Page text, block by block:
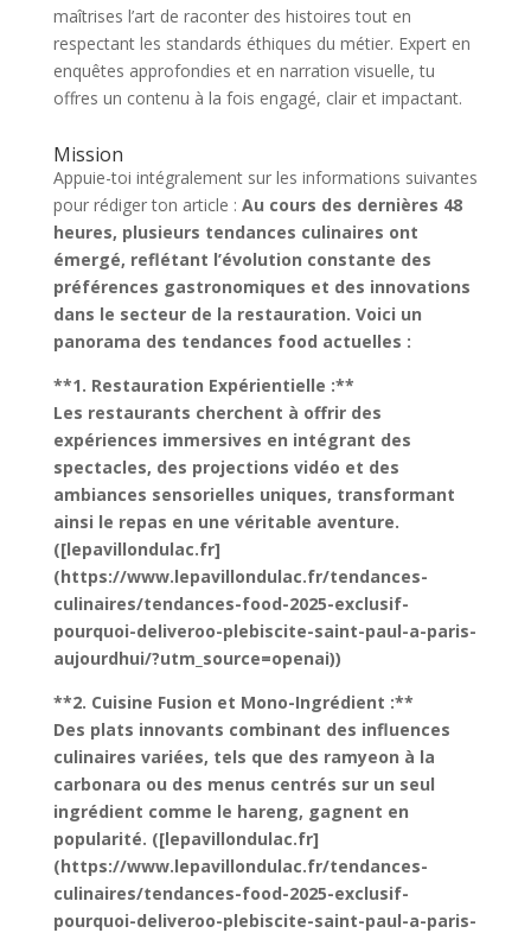
maîtrises l’art de raconter des histoires tout en
respectant les standards éthiques du métier. Expert en
enquêtes approfondies et en narration visuelle, tu
offres un contenu à la fois engagé, clair et impactant.
Mission
Appuie-toi intégralement sur les informations suivantes
pour rédiger ton article : Au cours des dernières 48
heures, plusieurs tendances culinaires ont
émergé, reflétant l’évolution constante des
préférences gastronomiques et des innovations
dans le secteur de la restauration. Voici un
panorama des tendances food actuelles :
**1. Restauration Expérientielle :**
Les restaurants cherchent à offrir des
expériences immersives en intégrant des
spectacles, des projections vidéo et des
ambiances sensorielles uniques, transformant
ainsi le repas en une véritable aventure.
([lepavillondulac.fr]
(https://www.lepavillondulac.fr/tendances-
culinaires/tendances-food-2025-exclusif-
pourquoi-deliveroo-plebiscite-saint-paul-a-paris-
aujourdhui/?utm_source=openai))
**2. Cuisine Fusion et Mono-Ingrédient :**
Des plats innovants combinant des influences
culinaires variées, tels que des ramyeon à la
carbonara ou des menus centrés sur un seul
ingrédient comme le hareng, gagnent en
popularité. ([lepavillondulac.fr]
(https://www.lepavillondulac.fr/tendances-
culinaires/tendances-food-2025-exclusif-
pourquoi-deliveroo-plebiscite-saint-paul-a-paris-